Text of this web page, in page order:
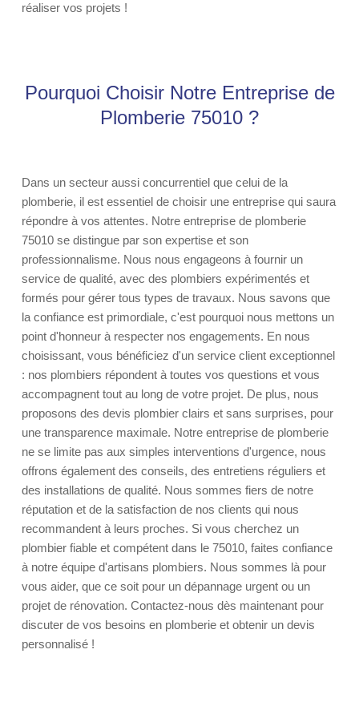
réaliser vos projets !
Pourquoi Choisir Notre Entreprise de
Plomberie 75010 ?
Dans un secteur aussi concurrentiel que celui de la
plomberie, il est essentiel de choisir une entreprise qui saura
répondre à vos attentes. Notre entreprise de plomberie
75010 se distingue par son expertise et son
professionnalisme. Nous nous engageons à fournir un
service de qualité, avec des plombiers expérimentés et
formés pour gérer tous types de travaux. Nous savons que
la confiance est primordiale, c'est pourquoi nous mettons un
point d'honneur à respecter nos engagements. En nous
choisissant, vous bénéficiez d'un service client exceptionnel
: nos plombiers répondent à toutes vos questions et vous
accompagnent tout au long de votre projet. De plus, nous
proposons des devis plombier clairs et sans surprises, pour
une transparence maximale. Notre entreprise de plomberie
ne se limite pas aux simples interventions d'urgence, nous
offrons également des conseils, des entretiens réguliers et
des installations de qualité. Nous sommes fiers de notre
réputation et de la satisfaction de nos clients qui nous
recommandent à leurs proches. Si vous cherchez un
plombier fiable et compétent dans le 75010, faites confiance
à notre équipe d'artisans plombiers. Nous sommes là pour
vous aider, que ce soit pour un dépannage urgent ou un
projet de rénovation. Contactez-nous dès maintenant pour
discuter de vos besoins en plomberie et obtenir un devis
personnalisé !